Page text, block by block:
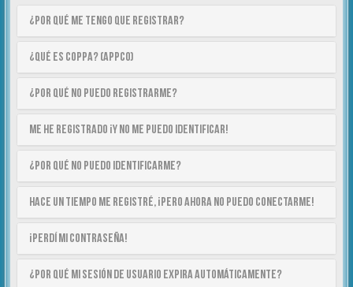
¿Por qué me tengo que registrar?
¿Qué es COPPA? (APPCO)
¿Por qué no puedo registrarme?
Me he registrado ¡y no me puedo identificar!
¿Por qué no puedo identificarme?
Hace un tiempo me registré, ¡pero ahora no puedo conectarme!
¡Perdí mi contraseña!
¿Por qué mi sesión de usuario expira automáticamente?